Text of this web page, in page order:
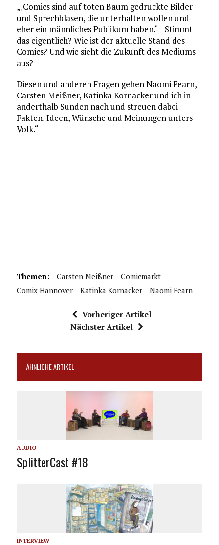
„‚Comics sind auf toten Baum gedruckte Bilder
und Sprechblasen, die unterhalten wollen und
eher ein männliches Publikum haben.‘ – Stimmt
das eigentlich? Wie ist der aktuelle Stand des
Comics? Und wie sieht die Zukunft des Mediums
aus?
Diesen und anderen Fragen gehen Naomi Fearn,
Carsten Meißner, Katinka Kornacker und ich in
anderthalb Sunden nach und streuen dabei
Fakten, Ideen, Wünsche und Meinungen unters
Volk.“
Themen: Carsten Meißner
Comicmarkt
Comix Hannover
Katinka Kornacker Naomi Fearn
Vorheriger Artikel
Nächster Artikel
ÄHNLICHE ARTIKEL
AUDIO
SplitterCast #18
INTERVIEW